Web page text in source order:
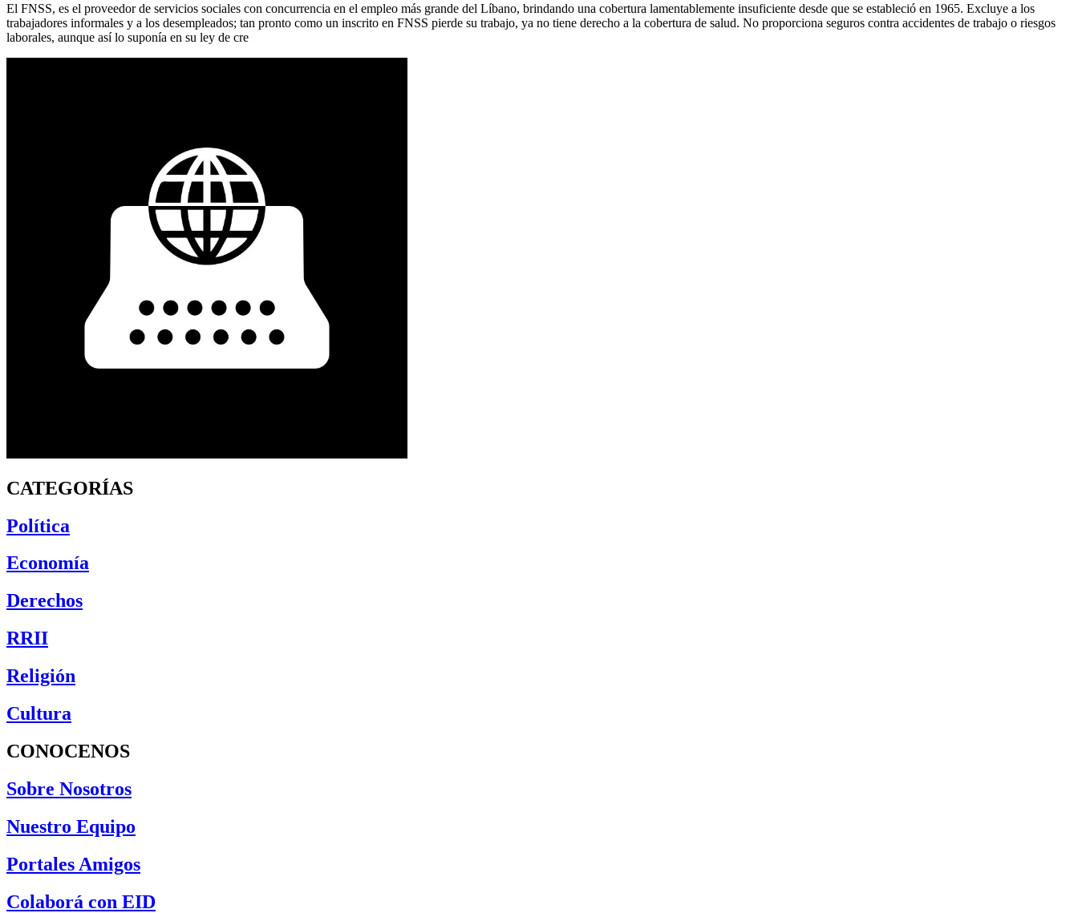
El FNSS, es el proveedor de servicios sociales con concurrencia en el empleo más grande del Líbano, brindando una cobertura lamentablemente insuficiente desde que se estableció en 1965. Excluye a los
trabajadores informales y a los desempleados; tan pronto como un inscrito en FNSS pierde su trabajo, ya no tiene derecho a la cobertura de salud. No proporciona seguros contra accidentes de trabajo o riesgos
laborales, aunque así lo suponía en su ley de cre
CATEGORÍAS
Política
Economía
Derechos
RRII
Religión
Cultura
CONOCENOS
Sobre Nosotros
Nuestro Equipo
Portales Amigos
Colaborá con EID